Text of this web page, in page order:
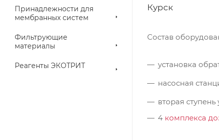
Принадлежности для
мембранных систем
Фильтрующие
материалы
Реагенты ЭКОТРИТ
Курск
Состав
установка
насосная
вторая
4 комплекса